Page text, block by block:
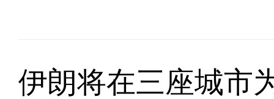
伊朗将在三座城市